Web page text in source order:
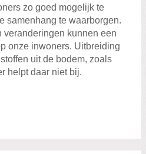
zo goed mogelijk te
samenhang te waarborgen.
kunnen een
onze inwoners. Uitbreiding
uit de bodem, zoals
helpt daar niet bij.